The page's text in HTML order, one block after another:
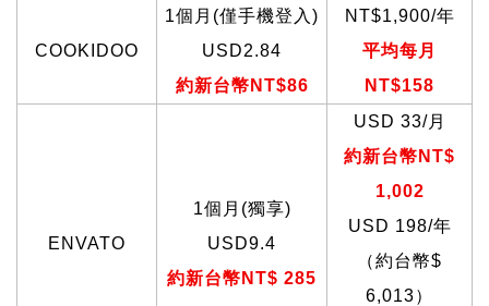
COOKIDOO
1個月(僅手機登入)
USD2.84
約新台幣NT$86
NT$1,900/年
平均每月
NT$158
ENVATO
1個月(獨享)
USD9.4
約新台幣NT$ 285
USD 33/月
約新台幣NT$
1,002
USD 198/年
（約台幣$
6,013）